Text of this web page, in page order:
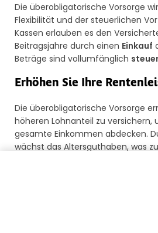
Die überobligatorische Vorsorge
Flexibilität und der steuerlichen
Kassen erlauben es den
Beitragsjahre durch einen Einkauf
Beträge sind vollumfänglich
Erhöhen Sie Ihre
Die überobligatorische Vorsorge
höheren Lohnanteil zu versichern,
gesamte Einkommen abdecken.
wächst das Altersguthaben, was